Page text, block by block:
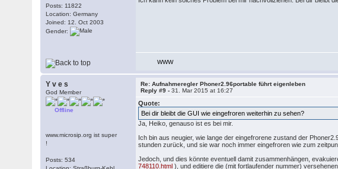
Posts: 11822
Location: Germany
Joined: 12. Oct 2003
Gender:
WWW
Y v e s
God Member
Offline
www.microsip.org ist super
!
Posts: 534
Re: Aufnahmeregler Phoner2.96portable führt eigenleben
Reply #9 -31. Mar 2015 at 16:27
Quote:
Bei dir bleibt die GUI wie eingefroren weiterhin zu sehen?
Ja, Heiko, genauso ist es bei mir.
Ich bin aus neugier, wie lange der eingefrorene zustand der
stunden zurück, und sie war noch immer eingefroren wie zum
Jedoch, und dies könnte eventuell damit zusammenhängen,
748110.html ), und editiere die (mit fortlaufender nummer)